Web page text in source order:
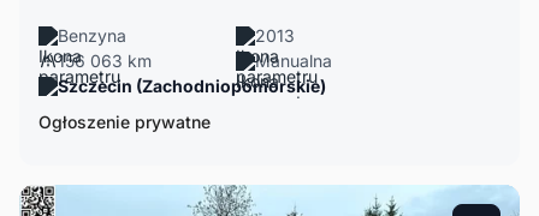
Benzyna
2013
156 063 km
Manualna
Szczecin (Zachodniopomorskie)
Ogłoszenie prywatne